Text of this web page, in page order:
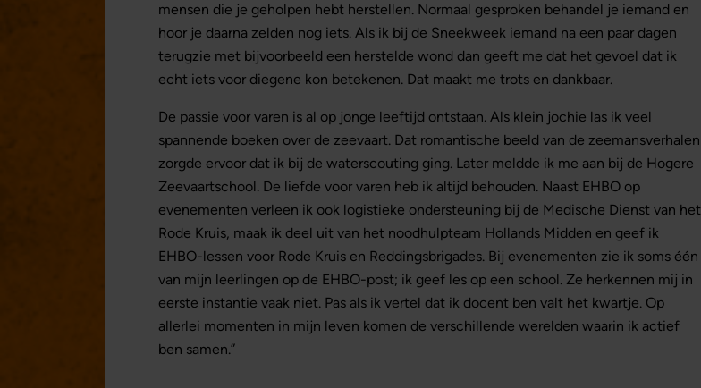
mensen die je geholpen hebt herstellen. Normaal gesproken behandel je iemand en
hoor je daarna zelden nog iets. Als ik bij de Sneekweek iemand na een paar dagen
terugzie met bijvoorbeeld een herstelde wond dan geeft me dat het gevoel dat ik
echt iets voor diegene kon betekenen. Dat maakt me trots en dankbaar.
De passie voor varen is al op jonge leeftijd ontstaan. Als klein jochie las ik veel
spannende boeken over de zeevaart. Dat romantische beeld van de zeemansverhalen
zorgde ervoor dat ik bij de waterscouting ging. Later meldde ik me aan bij de Hogere
Zeevaartschool. De liefde voor varen heb ik altijd behouden. Naast EHBO op
evenementen verleen ik ook logistieke ondersteuning bij de Medische Dienst van het
Rode Kruis, maak ik deel uit van het noodhulpteam Hollands Midden en geef ik
EHBO-lessen voor Rode Kruis en Reddingsbrigades. Bij evenementen zie ik soms één
van mijn leerlingen op de EHBO-post; ik geef les op een school. Ze herkennen mij in
eerste instantie vaak niet. Pas als ik vertel dat ik docent ben valt het kwartje. Op
allerlei momenten in mijn leven komen de verschillende werelden waarin ik actief
ben samen.”